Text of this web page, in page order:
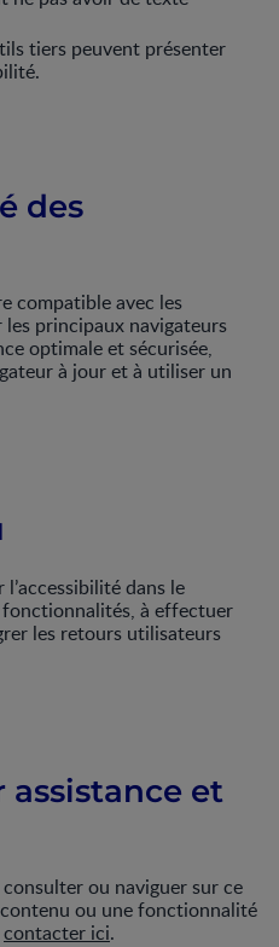
tiers peuvent présenter
des
compatible avec les
les principaux navigateurs
optimale et sécurisée,
à jour et à utiliser un
dans le
à effectuer
les retours utilisateurs
assistance et
ou naviguer sur ce
ou une fonctionnalité
contacter ici.